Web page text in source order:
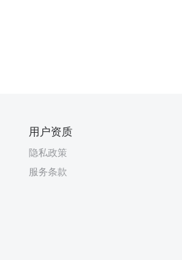
用户资质
隐私政策
服务条款